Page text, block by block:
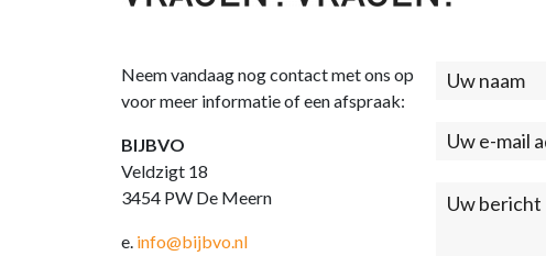
Neem vandaag nog contact met ons op
voor meer informatie of een afspraak:
BIJBVO
Veldzigt 18
3454 PW De Meern
e. info@bijbvo.nl
Contact